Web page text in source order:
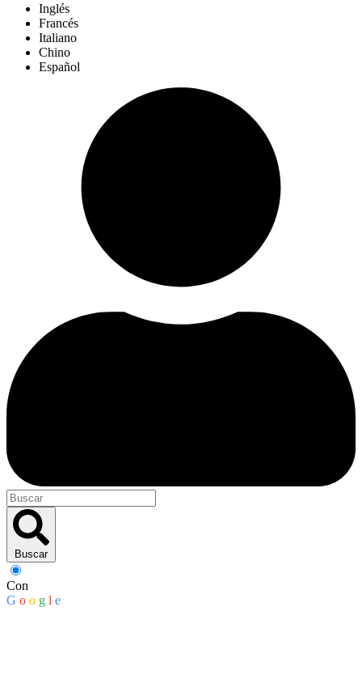
Inglés
Francés
Italiano
Chino
Español
Buscar
Con
G o o g l e